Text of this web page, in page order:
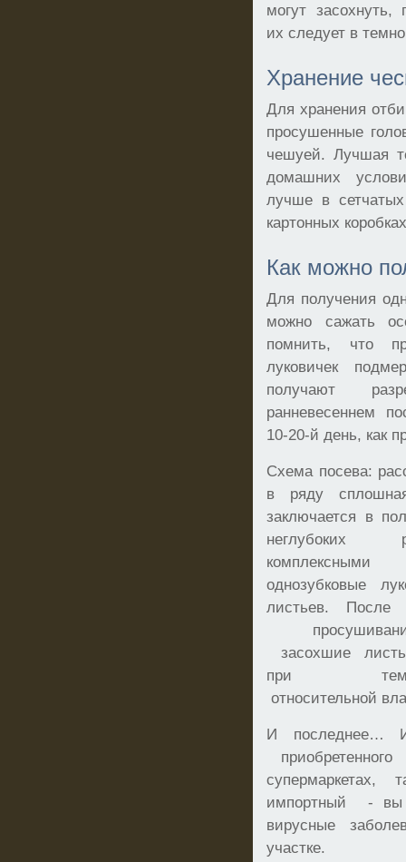
могут засохнуть,
их следует в
Хранение
Для хранения
просушенные
чешуей. Лучшая
домашних
лучше в
картонных
Как можно
Для получения
можно сажать
помнить, что
луковичек
получают
ранневесеннем
10-20-й день, как
Схема посева:
в ряду
заключается в
неглубоких
однозубковые
листьев. После
засохшие
при
относительной
И последнее…
супермаркетах,
импортный - вы
вирусные
участке.